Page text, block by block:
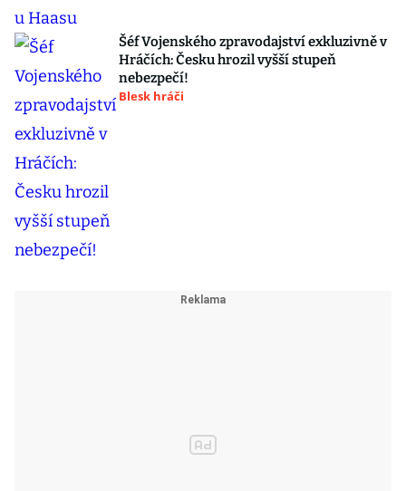
Šéf Vojenského zpravodajství exkluzivně v
Hráčích: Česku hrozil vyšší stupeň
nebezpečí!
Blesk hráči